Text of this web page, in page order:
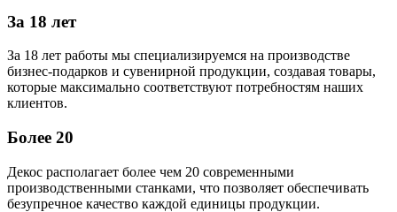
За 18 лет
За 18 лет работы мы специализируемся на производстве
бизнес-подарков и сувенирной продукции, создавая товары,
которые максимально соответствуют потребностям наших
клиентов.
Более 20
Декос располагает более чем 20 современными
производственными станками, что позволяет обеспечивать
безупречное качество каждой единицы продукции.